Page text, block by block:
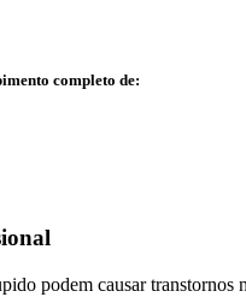
completo de:
podem causar